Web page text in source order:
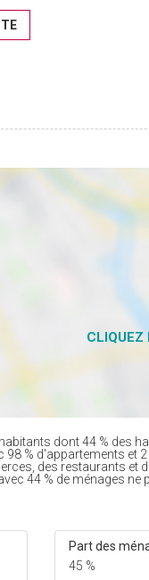
dont 44 % des
% d'appartements et
des restaurants et
44 % de ménages
Part des
45 %